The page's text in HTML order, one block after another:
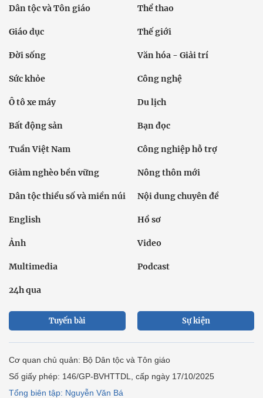
Dân tộc và Tôn giáo Thể thao
Giáo dục Thế giới
Đời sống Văn hóa - Giải trí
Sức khỏe Công nghệ
Ô tô xe máy Du lịch
Bất động sản Bạn đọc
Tuần Việt Nam Công nghiệp hỗ trợ
Giảm nghèo bền vững Nông thôn mới
Dân tộc thiểu số và miền núi Nội dung chuyên đề
English Hồ sơ
Ảnh Video
Multimedia Podcast
24h qua
Tuyến bài Sự kiện
Cơ quan chủ quản: Bộ Dân tộc và Tôn giáo
Số giấy phép: 146/GP-BVHTTDL, cấp ngày 17/10/2025
Tổng biên tập: Nguyễn Văn Bá